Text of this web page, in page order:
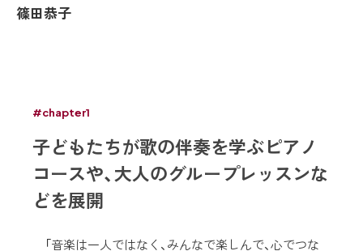
篠田恭子
#chapter1
子どもたちが歌の伴奏を学ぶピアノ
コースや、大人のグループレッスンな
どを展開
「音楽は一人ではなく、みんなで楽しんで、心でつな